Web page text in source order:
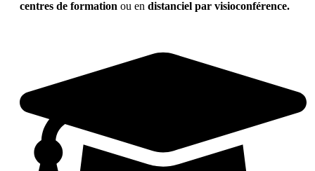
centres de formation ou en distanciel par visioconférence.